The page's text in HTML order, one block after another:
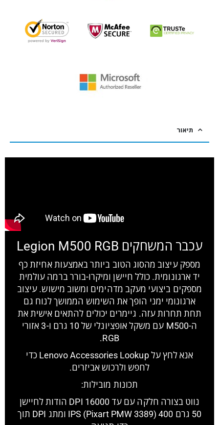
תיאור
עכבר המשחקים Legion M500 RGB
מספק עיצוב מהסוג הטוב ביותר באמצעות אחיזת כף
יד ארגונומית. כולל חיישן ומיקרו-בורר ברמה עולמית
מספקים ביצועי מעקב מדהימים ומשוב מישוש. עיצוב
ארגונומי ימני הופך את השימוש הממושך לנוח גם
תחת תחרות עזה. גיימרים יכולים להתאים אישית את
ה-M500 עם משקל אופציונלי של 10 גרם ו-3 אזורי
RGB.
אנא לחץ על Lenovo Accessories Lookup כדי
לחפש ולרכוש אביזרים.
תכונות מובילות:
נווט בצורה חלקה עם עד 16000 DPI הודות לחיישן
50 גרם 400 IPS (Pixart PMW 3389) ומתג DPI תוך